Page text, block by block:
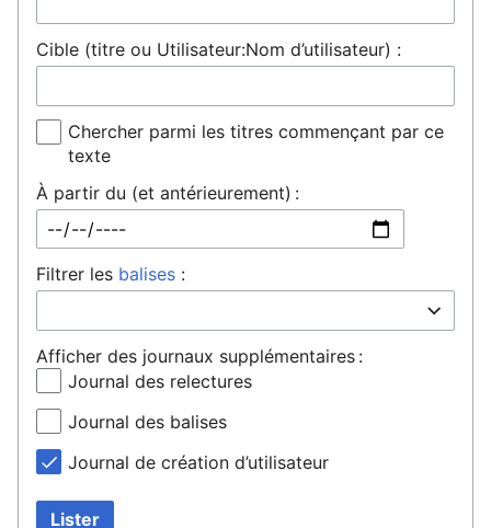
Cible (titre ou Utilisateur:Nom d’utilisateur) :
Chercher parmi les titres commençant par ce
texte
À partir du (et antérieurement) :
Filtrer les balises :
Afficher des journaux supplémentaires :
Journal des relectures
Journal des balises
Journal de création d’utilisateur
Lister